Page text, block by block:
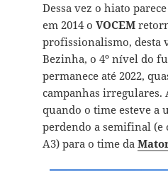
Dessa vez o hiato
em 2014 o VOCEM
profissionalismo, desta
Bezinha, o 4º nível do
permanece até 2022,
campanhas irregulares.
quando o time esteve a
perdendo a semifinal (e
A3) para o time da